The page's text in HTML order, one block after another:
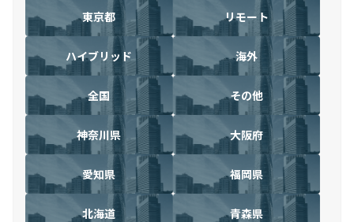
東京都 リモート
ハイブリッド 海外
全国 その他
神奈川県 大阪府
愛知県 福岡県
北海道 青森県